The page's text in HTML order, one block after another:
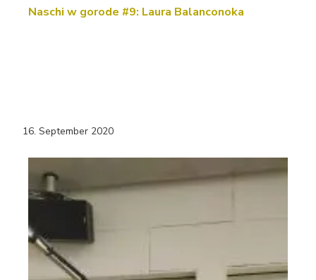
Naschi w gorode #9: Laura Balanconoka
16. September 2020